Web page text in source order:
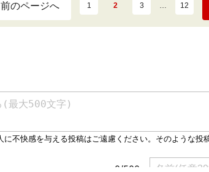
前のページへ 1 2 3 … 12